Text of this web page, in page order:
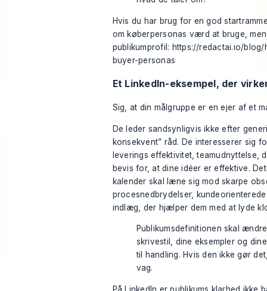
Hvis du har brug for en god
om køberpersonas værd at bruge,
publikumprofil: https://redactai.io/
buyer-personas
Et LinkedIn-eksempel, der
Sig, at din målgruppe er en ejer af et
De leder sandsynligvis ikke efter
konsekvent” råd. De interesserer sig
leverings effektivitet, teamudnyttelse,
bevis for, at dine idéer er effektive.
kalender skal læne sig mod skarpe
procesnedbrydelser,
indlæg, der hjælper dem med at lyde
Publikumsdefinitionen skal
skrivestil, dine eksempler og
til handling. Hvis den ikke gør
vag.
På LinkedIn er publikums klarhed ikke